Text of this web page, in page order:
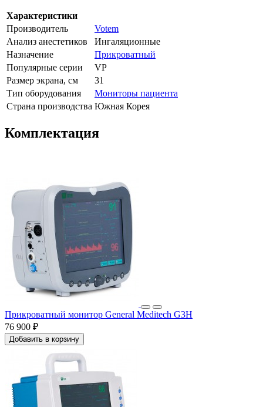
Характеристики
Производитель
Votem
Анализ анестетиков
Ингаляционные
Назначение
Прикроватный
Популярные серии
VP
Размер экрана, см
31
Тип оборудования
Мониторы пациента
Страна производства Южная Корея
Комплектация
Прикроватный монитор General Meditech G3H
76 900 ₽
Добавить в корзину